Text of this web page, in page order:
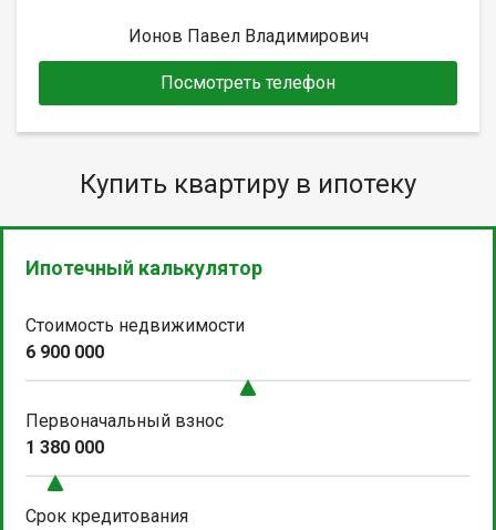
Ионов Павел Владимирович
Посмотреть телефон
Купить квартиру в ипотеку
Ипотечный калькулятор
Стоимость недвижимости
6 900 000
Первоначальный взнос
1 380 000
Срок кредитования